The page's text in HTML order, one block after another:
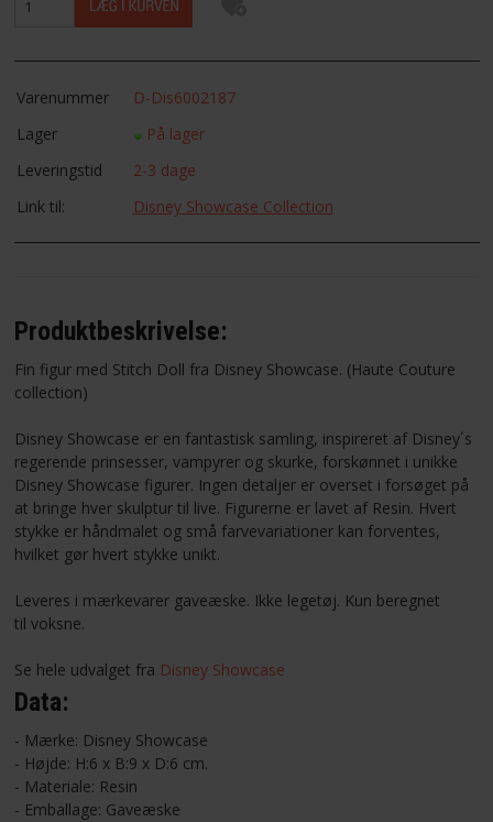
Varenummer
D-Dis6002187
Lager
På lager
Leveringstid
2-3 dage
Link til:
Disney Showcase Collection
Produktbeskrivelse:
Fin figur med Stitch Doll fra Disney Showcase. (Haute Couture
collection)
Disney Showcase er en fantastisk samling, inspireret af Disney´s
regerende prinsesser, vampyrer og skurke, forskønnet i unikke
Disney Showcase figurer. Ingen detaljer er overset i forsøget på
at bringe hver skulptur til live. Figurerne er lavet afResin. Hvert
stykke er håndmalet og små farvevariationer kan forventes,
hvilket gør hvert stykke unikt.
Leveres i mærkevarer gaveæske. Ikke legetøj. Kun beregnet
til voksne.
Se hele udvalget fra Disney Showcase
Data:
- Mærke: Disney Showcase
- Højde: H:6 x B:9 x D:6 cm.
- Materiale: Resin
- Emballage: Gaveæske